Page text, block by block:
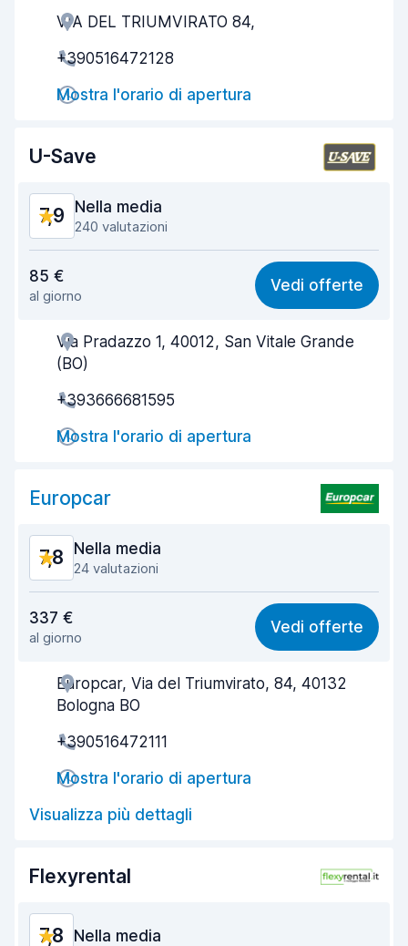
Gentilezza degli agenti
Rapidità del ritiro
Rapidità della riconsegna
8,8
VIA DEL TRIUMVIRATO 84,
+390516472128
Mostra l'orario di apertura
U-Save
7,9 Nella media
240 valutazioni
8,0
Facile da trovare 7,7
Gentilezza degli agenti
Condizioni dell'auto 7,8
85 €
al giorno
Vedi offerte
Via Pradazzo 1, 40012, San Vitale Grande
(BO)
+393666681595
Mostra l'orario di apertura
Europcar
7,8 Nella media
24 valutazioni
7,5
Facile da trovare 8,7
Gentilezza degli agenti
Pulizia del veicolo
337 €
al giorno
Vedi offerte
Europcar, Via del Triumvirato, 84, 40132
Bologna BO
+390516472111
Mostra l'orario di apertura
Visualizza più dettagli
Flexyrental
7,8 Nella media